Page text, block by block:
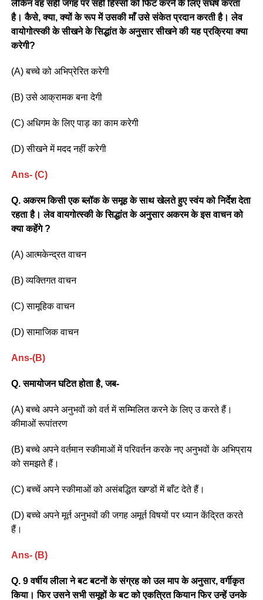
लेकिन वह सही जगह पर सही हिस्सों को फिट करने के लिए संघर्ष करता
है। कैसे, क्या, क्यों के रूप में उसकी माँ उसे संकेत प्रदान करती है। लेव
वायोगोत्स्की के सीखने के सिद्धांत के अनुसार सीखने की यह प्रक्रिया क्या
करेगी?
(A) बच्चे को अभिप्रेरित करेगी
(B) उसे आक्रामक बना देगी
(C) अधिगम के लिए पाड़ का काम करेगी
(D) सीखने में मदद नहीं करेगी
Ans- (C)
Q. अकरम किसी एक ब्लॉक के समूह के साथ खेलते हुए स्वंय को निर्देश देता
रहता है। लेव वायगोत्स्की के सिद्धांत के अनुसार अकरम के इस वाचन को
क्या कहेंगे ?
(A) आत्मकेन्द्रत वाचन
(B) व्यक्तिगत वाचन
(C) सामूहिक वाचन
(D) सामाजिक वाचन
Ans-(B)
Q. समायोजन घटित होता है, जब-
(A) बच्चे अपने अनुभवों को वर्त में सम्मिलित करने के लिए उ करते हैं।
कीमाओं रूपांतरण
(B) बच्चे अपने वर्तमान स्कीमाओं में परिवर्तन करके नए अनुभवों के अभिप्राय
को समझते हैं।
(C) बच्चें अपने स्कीमाओं को असंबद्धित खण्डों में बाँट देते हैं।
(D) बच्चे अपने मूर्त अनुभवों की जगह अमूर्त विषयों पर ध्यान केंद्रित करते
हैं।
Ans- (B)
Q. 9 वर्षीय लीला ने बट बटनों के संग्रह को उल माप के अनुसार, वर्गीकृत
किया। फिर उसने सभी समूहों के बट को एकत्रित कियान फिर उन्हें उनके